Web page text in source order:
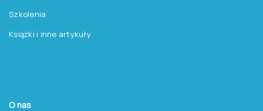
Szkolenia
Książki i inne artykuły
O nas